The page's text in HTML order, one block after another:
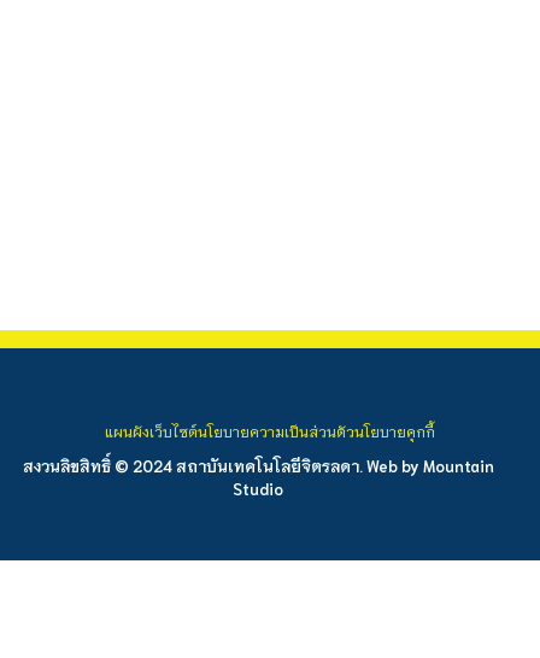
สงวนลิขสิทธิ์ © 2024 สถาบันเทคโนโลยีจิตรลดา. Web by Mountain
Studio
แผนผังเว็บไซต์นโยบายความเป็นส่วนตัวนโยบายคุกกี้